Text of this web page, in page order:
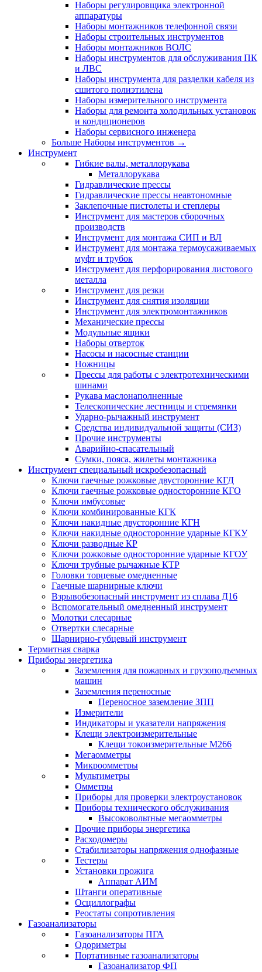
Наборы регулировщика электронной
аппаратуры
Наборы монтажников телефонной связи
Наборы строительных инструментов
Наборы монтажников ВОЛС
Наборы инструментов для обслуживания ПК
и ЛВС
Наборы инструмента для разделки кабеля из
сшитого полиэтилена
Наборы измерительного инструмента
Наборы для ремонта холодильных установок
и кондиционеров
Наборы сервисного инженера
Больше Наборы инструментов →
Инструмент
Гибкие валы, металлорукава
Металлорукава
Гидравлические прессы
Гидравлические прессы неавтономные
Заклепочные пистолеты и степлеры
Инструмент для мастеров сборочных
производств
Инструмент для монтажа СИП и ВЛ
Инструмент для монтажа термоусаживаемых
муфт и трубок
Инструмент для перфорирования листового
металла
Инструмент для резки
Инструмент для снятия изоляции
Инструмент для электромонтажников
Механические прессы
Модульные ящики
Наборы отверток
Насосы и насосные станции
Ножницы
Прессы для работы с электротехническими
шинами
Рукава маслонаполненные
Телескопические лестницы и стремянки
Ударно-рычажный инструмент
Средства индивидуальной защиты (СИЗ)
Прочие инструменты
Аварийно-спасательный
Сумки, пояса, жилеты монтажника
Инструмент специальный искробезопасный
Ключи гаечные рожковые двусторонние КГД
Ключи гаечные рожковые односторонние КГО
Ключи имбусовые
Ключи комбинированные КГК
Ключи накидные двусторонние КГН
Ключи накидные односторонние ударные КГКУ
Ключи разводные КР
Ключи рожковые односторонние ударные КГОУ
Ключи трубные рычажные КТР
Головки торцевые омедненные
Гаечные шарнирные ключи
Взрывобезопасный инструмент из сплава Д16
Вспомогательный омедненный инструмент
Молотки слесарные
Отвертки слесарные
Шарнирно-губцевый инструмент
Термитная сварка
Приборы энергетика
Заземления для пожарных и грузоподъемных
машин
Заземления переносные
Переносное заземление ЗПП
Измерители
Индикаторы и указатели напряжения
Клещи электроизмерительные
Клещи токоизмерительные М266
Мегаомметры
Микроомметры
Мультиметры
Омметры
Приборы для проверки электроустановок
Приборы технического обслуживания
Высоковольтные мегаомметры
Прочие приборы энергетика
Расходомеры
Стабилизаторы напряжения однофазные
Тестеры
Установки прожига
Аппарат АИМ
Штанги оперативные
Осциллографы
Реостаты сопротивления
Газоанализаторы
Газоанализаторы ПГА
Одориметры
Портативные газоанализаторы
Газоанализатор ФП